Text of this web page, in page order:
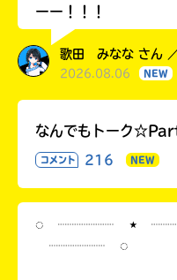
ーー！！！
歌田 みなな さん
2026.08.06 NEW
なんでもトーク
コメント 216 NEW
◌ ┈┈┈┈ ⋆
┈┈┈┈ ◌